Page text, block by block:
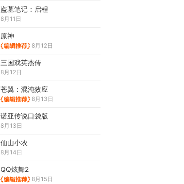
盗墓笔记：启程
8月11日
原神
8月12日
三国戏英杰传
8月12日
苍翼：混沌效应
8月13日
诺亚传说口袋版
8月13日
仙山小农
8月14日
QQ炫舞2
8月15日